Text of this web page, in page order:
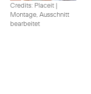
Credits: Placeit |
Montage, Ausschnitt
bearbeitet